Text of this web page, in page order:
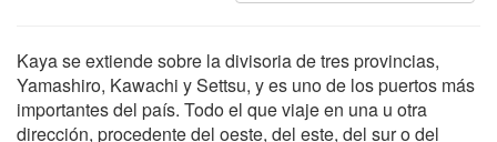
Kaya se extiende sobre la divisoria de tres provincias,
Yamashiro, Kawachi y Settsu, y es uno de los puertos más
importantes del país. Todo el que viaje en una u otra
dirección, procedente del oeste, del este, del sur o del